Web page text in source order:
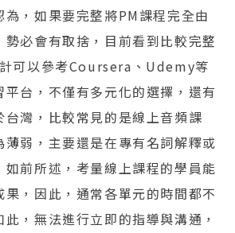
為，如果要完整將PM課程完全由
勢必會有取捨，目前看到比較完整
可以參考Coursera、Udemy等
平台，不僅有多元化的選擇，還有
台灣，比較常見的是線上音頻課
弱，主要還是在專有名詞解釋或
如前所述，考量線上課程的學員能
，因此，通常各單元的時間都不
，無法進行立即的指導與溝通，